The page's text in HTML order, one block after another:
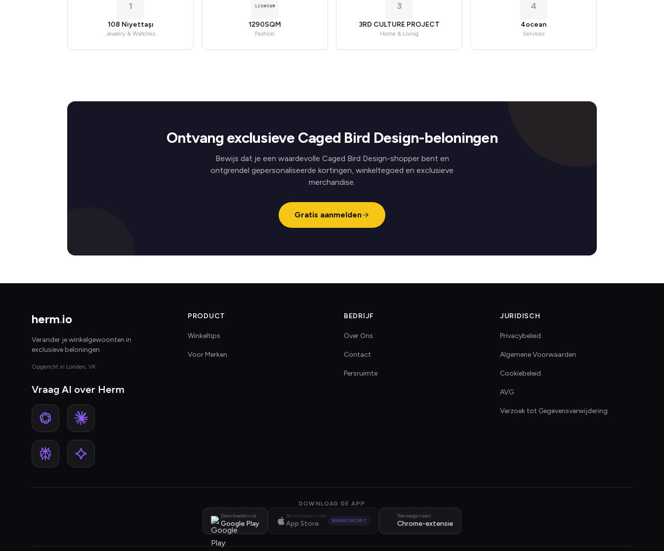
1
108 Niyettaşı
Jewelry & Watches
1290SQM
Fashion
3
3RD CULTURE PROJECT
Home & Living
4
4ocean
Services
Ontvang exclusieve Caged Bird Design-beloningen
Bewijs dat je een waardevolle Caged Bird Design-shopper bent en
ontgrendel gepersonaliseerde kortingen, winkeltegoed en exclusieve
merchandise.
Gratis aanmelden
herm.io
Verander je winkelgewoonten in
exclusieve beloningen
Opgericht in Londen, VK
Vraag AI over Herm
PRODUCT
Winkeltips
Voor Merken
BEDRIJF
Over Ons
Contact
Persruimte
JURIDISCH
Privacybeleid
Algemene Voorwaarden
Cookiebeleid
AVG
Verzoek tot Gegevensverwijdering
DOWNLOAD DE APP
Downloaden via
Google Play
Beschikbaar in de
App Store BINNENKORT
Toevoegen aan
Chrome-extensie